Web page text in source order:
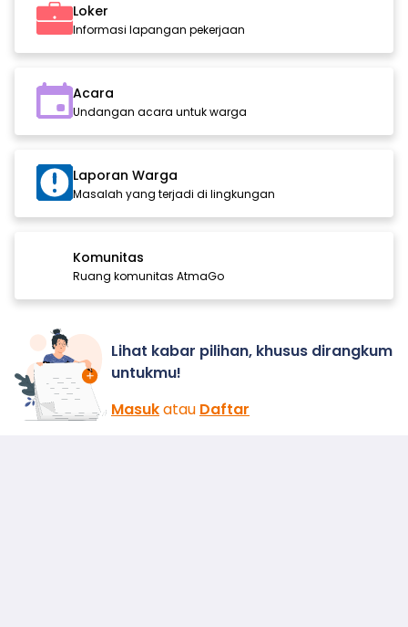
Loker
Informasi lapangan pekerjaan
Acara
Undangan acara untuk warga
Laporan Warga
Masalah yang terjadi di lingkungan
Komunitas
Ruang komunitas AtmaGo
Lihat kabar pilihan, khusus dirangkum
untukmu!
Masukatau Daftar